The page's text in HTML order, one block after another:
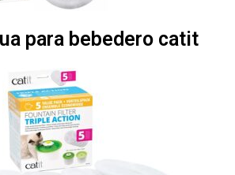
para bebedero catit